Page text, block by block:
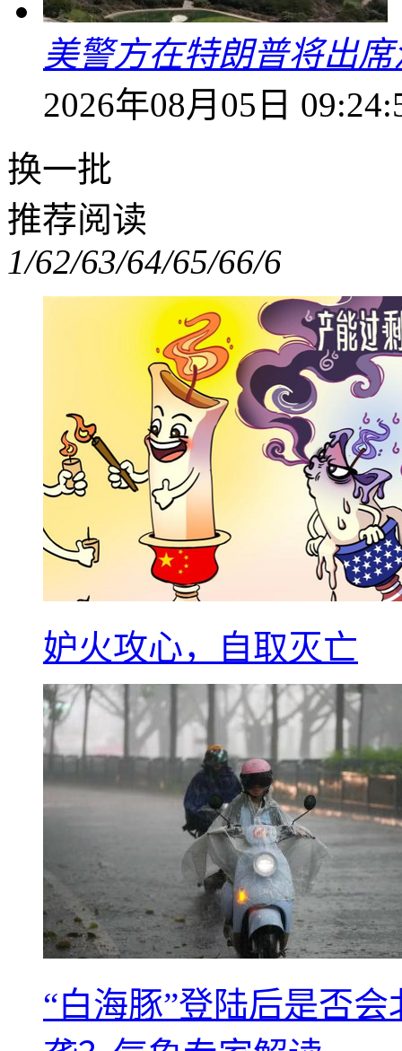
美警方在特朗普将出
2026年08月05日
换一批
推荐阅读
1/62/63/64/65/66/6
妒火攻心，自取灭亡
“白海豚”登陆后是否